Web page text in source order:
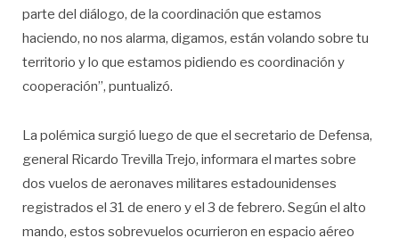
parte del diálogo, de la coordinación que estamos
haciendo, no nos alarma, digamos, están volando sobre tu
territorio y lo que estamos pidiendo es coordinación y
cooperación”, puntualizó.
La polémica surgió luego de que el secretario de Defensa,
general Ricardo Trevilla Trejo, informara el martes sobre
dos vuelos de aeronaves militares estadounidenses
registrados el 31 de enero y el 3 de febrero. Según el alto
mando, estos sobrevuelos ocurrieron en espacio aéreo